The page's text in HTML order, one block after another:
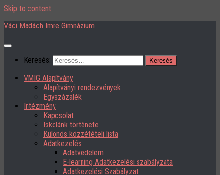
Skip to content
Váci Madách Imre Gimnázium
Keresés:
VMIG Alapítvány
Alapítványi rendezvények
Egyszázalék
Intézmény
Kapcsolat
Iskolánk története
Különös közzétételi lista
Adatkezelés
Adatvédelem
E-learning Adatkezelési szabályzata
Adatkezelési Szabályzat